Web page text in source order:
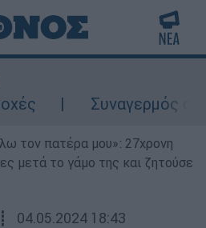
Συναγερμός
τον πατέρα μου»: 27χρονη
μετά το γάμο της και ζητούσε
04.05.2024 18:43